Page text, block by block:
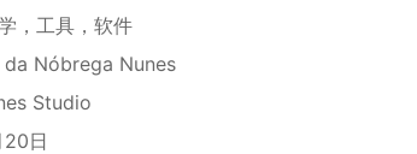
，工具，软件
Nóbrega Nunes
Studio
日